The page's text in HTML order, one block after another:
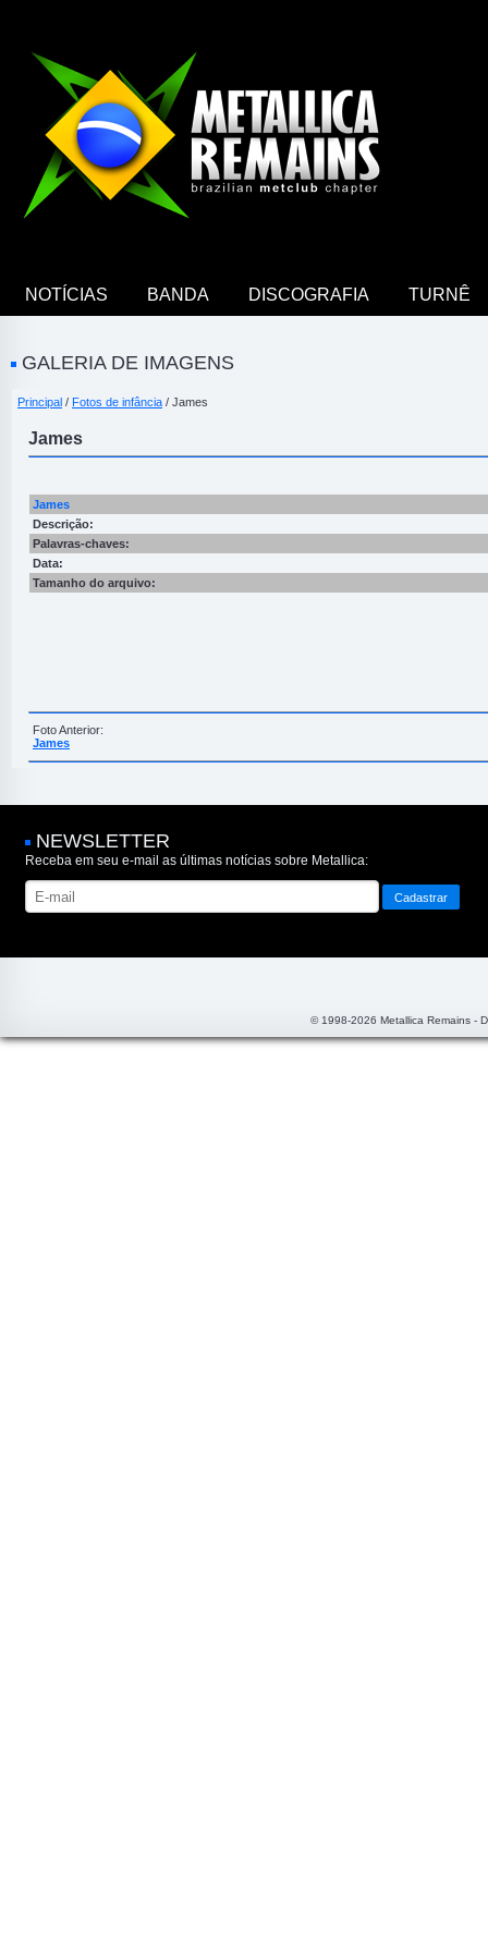
NOTÍCIAS BANDA DISCOGRAFIA TURNÊ
GALERIA DE IMAGENS
Principal / Fotos de infância / James
James
James
Descrição:
Palavras-chaves:
Data:
Tamanho do arquivo:
Foto Anterior:
James
NEWSLETTER
Receba em seu e-mail as últimas notícias sobre Metallica:
© 1998-2026 Metallica Remains -